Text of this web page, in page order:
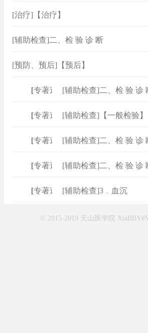
[治疗]【治疗】
[辅助检查]二、检 验 诊 断
[预防、预后]【预后】
专著速查 ]
[辅助检查]二、检 验 诊
专著速查 ]
[辅助检查]【一般检验】
专著速查 ]
[辅助检查]二、检 验 诊
专著速查 ]
[辅助检查]二、检 验 诊
专著速查 ]
[辅助检查]3﹒血沉
© 2015-2019 天山医学院